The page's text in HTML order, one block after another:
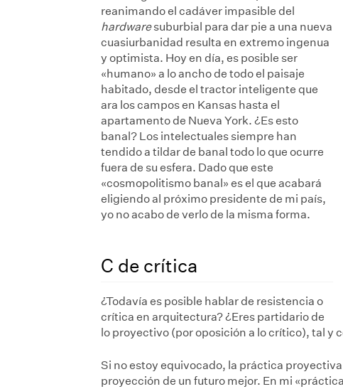
reanimando el cadáver impasible del
hardwaresuburbial para dar pie a una nueva
cuasiurbanidad resulta en extremo ingenua
y optimista. Hoy en día, es posible ser
«humano» a lo ancho de todo el paisaje
habitado, desde el tractor inteligente que
ara los campos en Kansas hasta el
apartamento de Nueva York. ¿Es esto
banal? Los intelectuales siempre han
tendido a tildar de banal todo lo que ocurre
fuera de su esfera. Dado que este
«cosmopolitismo banal» es el que acabará
eligiendo al próximo presidente de mi país,
yo no acabo de verlo de la misma forma.
C de crítica
¿Todavía es posible hablar de resistencia o
crítica en arquitectura? ¿Eres partidario de
lo proyectivo (por oposición a lo crítico), tal y
Si no estoy equivocado, la práctica
proyección de un futuro mejor. En mi